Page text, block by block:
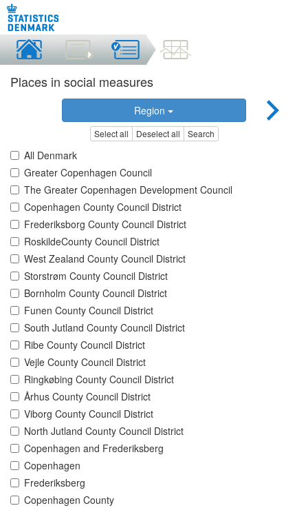
Places in social measures
Region
Select all Deselect all Search
All Denmark
Greater Copenhagen Council
The Greater Copenhagen Development Council
Copenhagen County Council District
Frederiksborg County Council District
RoskildeCounty Council District
West Zealand County Council District
Storstrøm County Council District
Bornholm County Council District
Funen County Council District
South Jutland County Council District
Ribe County Council District
Vejle County Council District
Ringkøbing County Council District
Århus County Council District
Viborg County Council District
North Jutland County Council District
Copenhagen and Frederiksberg
Copenhagen
Frederiksberg
Copenhagen County